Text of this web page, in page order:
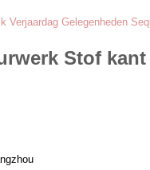
Verjaardag Gelegenheden
Stof